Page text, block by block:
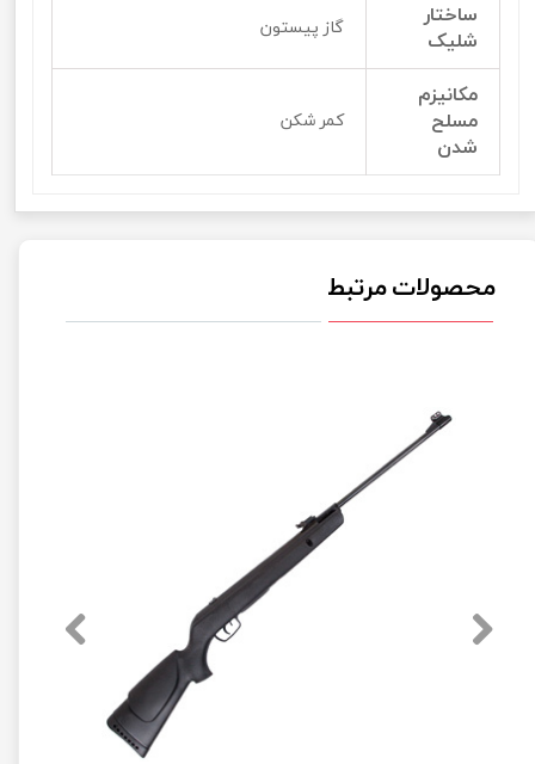
ساختار
شلیک
گاز پیستون
مکانیزم
مسلح
شدن
کمر شکن
محصولات مرتبط